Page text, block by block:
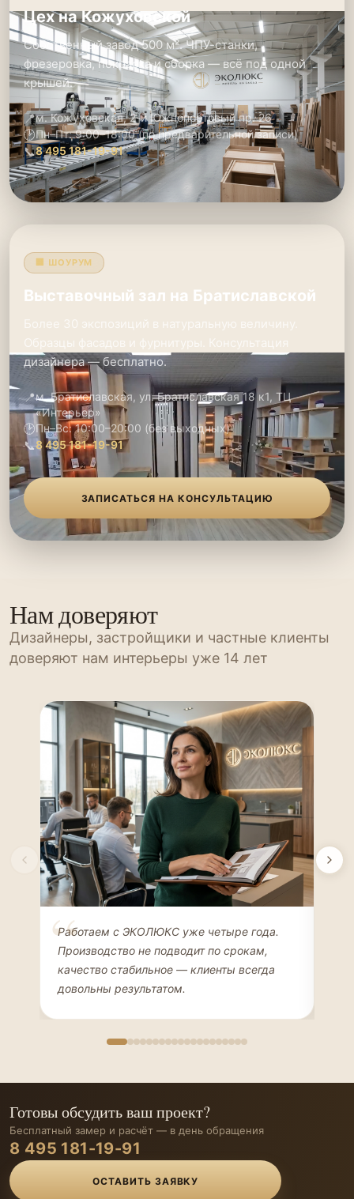
Цех на Кожуховской
Собственный завод 500 м². ЧПУ-станки,
фрезеровка, покраска и сборка — всё под одной
крышей.
📍м. Кожуховская, 2-й Южнопортовый пр. 26
🕑Пн–Пт: 9:00–18:00 (по предварительной записи)
📞8 495 181-19-91
🏢 ШОУРУМ
Выставочный зал на Братиславской
Более 30 экспозиций в натуральную величину.
Образцы фасадов и фурнитуры. Консультация
дизайнера — бесплатно.
📍м. Братиславская, ул. Братиславская 18 к1, ТЦ
«Интерьер»
🕑Пн–Вс: 10:00–20:00 (без выходных)
📞8 495 181-19-91
ЗАПИСАТЬСЯ НА КОНСУЛЬТАЦИЮ
Нам доверяют
Дизайнеры, застройщики и частные клиенты
доверяют нам интерьеры уже 14 лет
Елена Соколова
ДИЗАЙНЕР ИНТЕРЬЕРОВ
Работаем с ЭКОЛЮКС уже четыре года.
Производство не подводит по срокам,
качество стабильное — клиенты всегда
довольны результатом.
Готовы обсудить ваш проект?
Бесплатный замер и расчёт — в день обращения
8 495 181-19-91
ОСТАВИТЬ ЗАЯВКУ